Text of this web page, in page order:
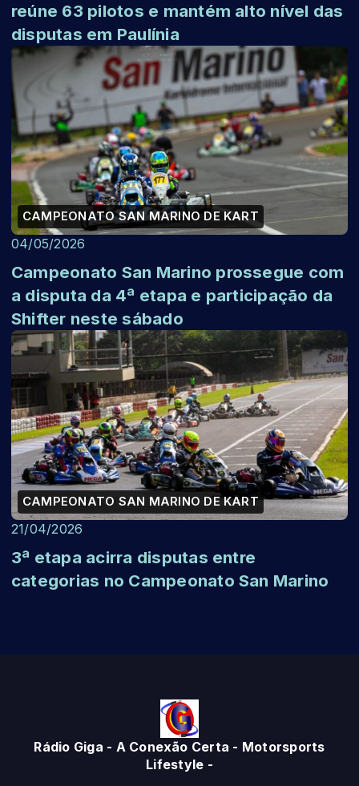
reúne 63 pilotos e mantém alto nível das
disputas em Paulínia
CAMPEONATO SAN MARINO DE KART
04/05/2026
Campeonato San Marino prossegue com
a disputa da 4ª etapa e participação da
Shifter neste sábado
CAMPEONATO SAN MARINO DE KART
21/04/2026
3ª etapa acirra disputas entre
categorias no Campeonato San Marino
Rádio Giga - A Conexão Certa - Motorsports
Lifestyle -